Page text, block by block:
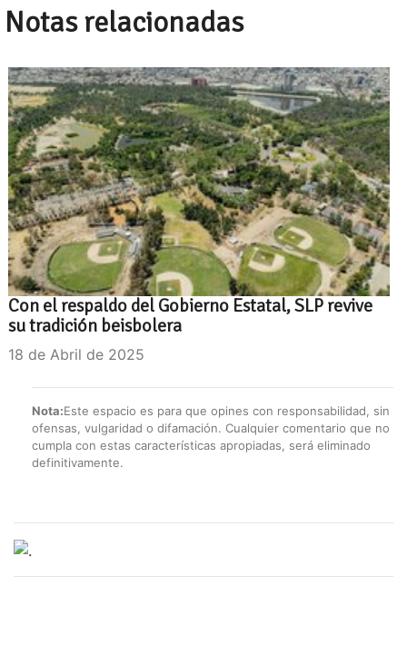
Notas relacionadas
Con el respaldo del Gobierno Estatal, SLP revive
su tradición beisbolera
18 de Abril de 2025
Nota:Este espacio es para que opines con responsabilidad, sin
ofensas, vulgaridad o difamación. Cualquier comentario que no
cumpla con estas características apropiadas, será eliminado
definitivamente.